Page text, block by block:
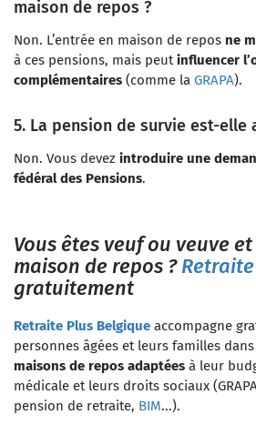
maison de repos ?
Non. L’entrée en maison de repos ne
à ces pensions, mais peutinfluencer
complémentaires (comme la GRAPA).
5. La pension de survie est-elle
Non. Vous devez introduire une
fédéral des Pensions.
Vous êtes veuf ou veuve
maison de repos ?
gratuitement
Retraite Plus Belgique accompagne
personnes âgées et leurs familles
maisons de repos adaptées à leur
médicale et leurs droits sociaux
pension de retraite, BIM...).